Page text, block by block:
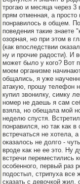
трогаю и месяца через 3
прям отменная, а
понравилось в общем.
поведения такие знаете
озорная, но при этом в
(как впоследствии
ну и прочие радости). И
может было у кого? Вот
моем организме
общались, я уже
атакую, прошу телефон
купил звонилку, симку
номер не даешь я сам
взяла, но обещала мой
неделю спустя.
понравился, но так как
встречаться не хотела,
оказалось не долго -
вроде как не ее это. Ну
встречи переместились
особенного, первый раз
подостыл, стрипуха все
сказать с девочкой